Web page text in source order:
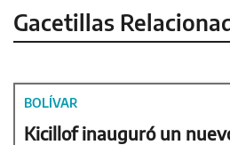
Gacetillas
BOLÍVAR
Kicillof inauguró un